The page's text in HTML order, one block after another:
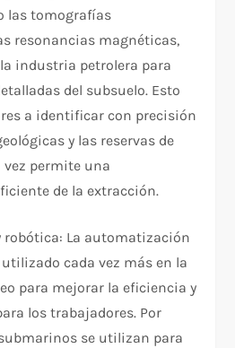
las tomografías
resonancias magnéticas,
industria petrolera para
del subsuelo. Esto
a identificar con precisión
y las reservas de
vez permite una
de la extracción.
robótica: La automatización
cada vez más en la
para mejorar la eficiencia y
los trabajadores. Por
se utilizan para